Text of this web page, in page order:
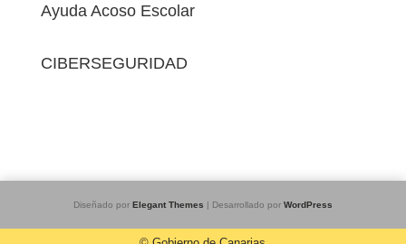
Ayuda Acoso Escolar
CIBERSEGURIDAD
Diseñado por Elegant Themes | Desarrollado por WordPress